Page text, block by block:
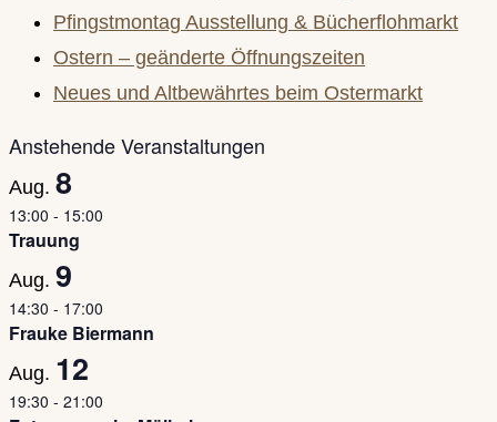
Pfingstmontag Ausstellung & Bücherflohmarkt
Ostern – geänderte Öffnungszeiten
Neues und Altbewährtes beim Ostermarkt
Anstehende Veranstaltungen
Aug. 8
13:00 - 15:00
Trauung
Aug. 9
14:30 - 17:00
Frauke Biermann
Aug. 12
19:30 - 21:00